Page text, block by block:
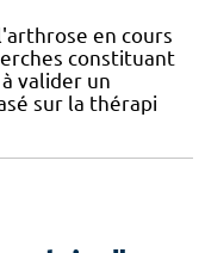
en cours
constituant
valider un
sur la thérapi